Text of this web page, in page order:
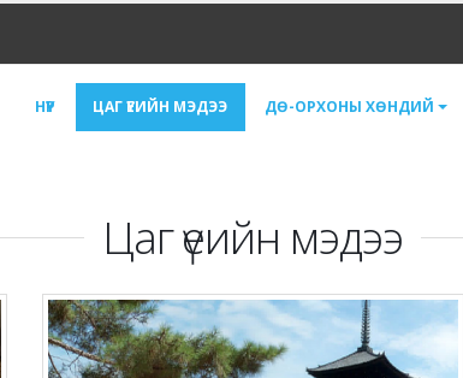
НҮҮР ЦАГ ҮЕИЙН МЭДЭЭ ДӨ-ОРХОНЫ ХӨНДИЙ
Цаг үеийн мэдээ